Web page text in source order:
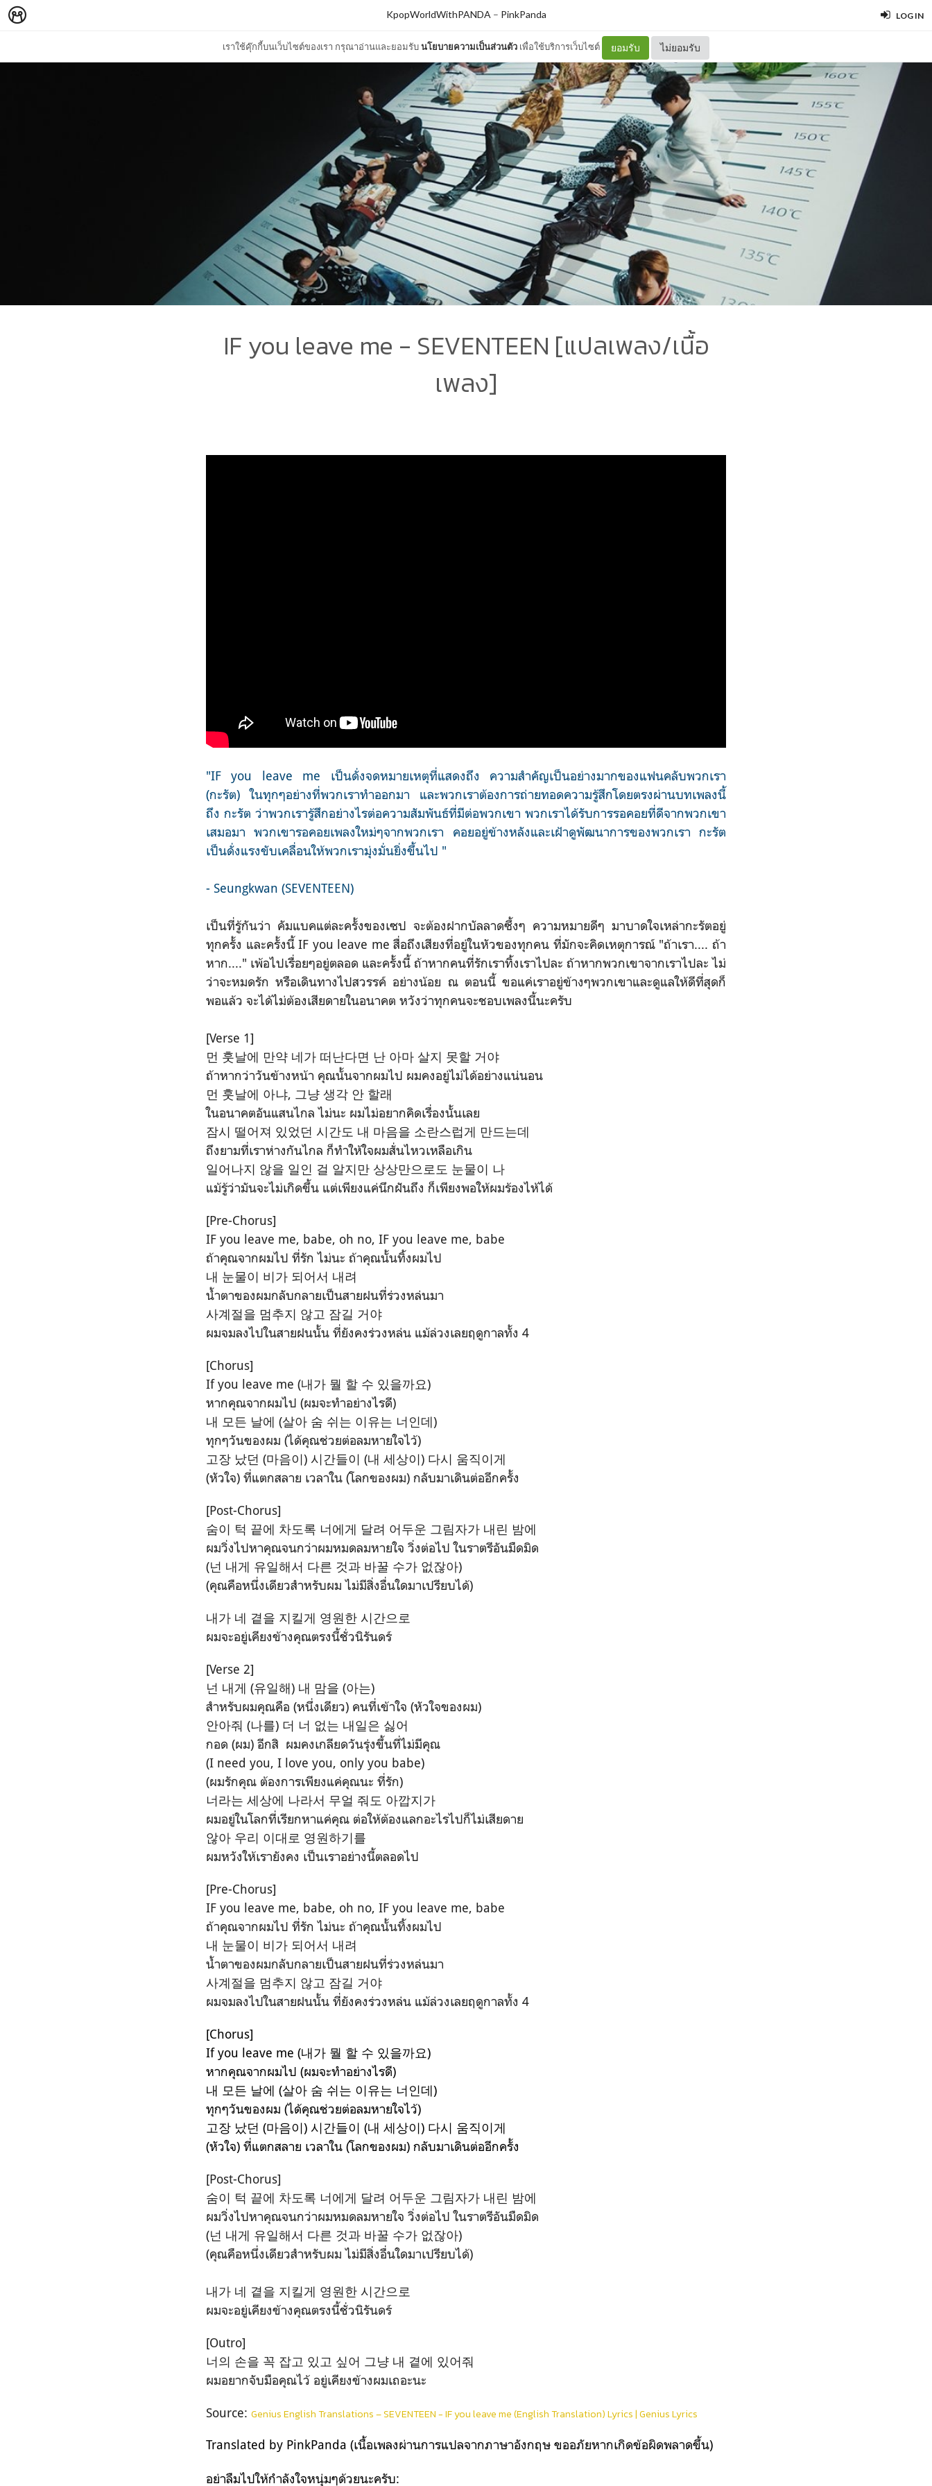
LOG IN
เราใช้คุ๊กกี้บนเว็บไซต์ของเรา กรุณาอ่านและยอมรับนโยบายความเป็นส่วนตัว เพื่อใช้บริการเว็บไซต์ ยอมรับ ไม่ยอมรับ
KpopWorldWithPANDA – PinkPanda
IF you leave me - SEVENTEEN [แปลเพลง/เนื้อ
เพลง]
"IF you leave me เป็นดั่งจดหมายเหตุที่แสดงถึง ความสำคัญเป็นอย่างมากของแฟนคลับพวกเรา
(กะรัต) ในทุกๆอย่างที่พวกเราทำออกมา และพวกเราต้องการถ่ายทอดความรู้สึกโดยตรงผ่านบทเพลงนี้
ถึง กะรัต ว่าพวกเรารู้สึกอย่างไรต่อความสัมพันธ์ที่มีต่อพวกเขา พวกเราได้รับการรอคอยที่ดีจากพวกเขา
เสมอมา พวกเขารอคอยเพลงใหม่ๆจากพวกเรา คอยอยู่ข้างหลังและเฝ้าดูพัฒนาการของพวกเรา กะรัต
เป็นดั่งแรงขับเคลื่อนให้พวกเรามุ่งมั่นยิ่งขึ้นไป "
- Seungkwan (SEVENTEEN)
เป็นที่รู้กันว่า คัมแบคแต่ละครั้งของเซป จะต้องฝากบัลลาดซึ้งๆ ความหมายดีๆ มาบาดใจเหล่ากะรัตอยู่
ทุกครั้ง และครั้งนี้ IF you leave me สื่อถึงเสียงที่อยู่ในหัวของทุกคน ที่มักจะคิดเหตุการณ์ "ถ้าเรา.... ถ้า
หาก...." เพ้อไปเรื่อยๆอยู่ตลอด และครั้งนี้ ถ้าหากคนที่รักเราทิ้งเราไปละ ถ้าหากพวกเขาจากเราไปละ ไม่
ว่าจะหมดรัก หรือเดินทางไปสวรรค์ อย่างน้อย ณ ตอนนี้ ขอแค่เราอยู่ข้างๆพวกเขาและดูแลให้ดีที่สุดก็
พอแล้ว จะได้ไม่ต้องเสียดายในอนาคต หวังว่าทุกคนจะชอบเพลงนี้นะครับ
[Verse 1]
먼 훗날에 만약 네가 떠난다면 난 아마 살지 못할 거야
ถ้าหากว่าวันข้างหน้า คุณนั้นจากผมไป ผมคงอยู่ไม่ได้อย่างแน่นอน
먼 훗날에 아냐, 그냥 생각 안 할래
ในอนาคตอันแสนไกล ไม่นะ ผมไม่อยากคิดเรื่องนั้นเลย
잠시 떨어져 있었던 시간도 내 마음을 소란스럽게 만드는데
ถึงยามที่เราห่างกันไกล ก็ทำให้ใจผมสั่นไหวเหลือเกิน
일어나지 않을 일인 걸 알지만 상상만으로도 눈물이 나
แม้รู้ว่ามันจะไม่เกิดขึ้น แต่เพียงแค่นึกฝันถึง ก็เพียงพอให้ผมร้องไห้ได้
[Pre-Chorus]
IF you leave me, babe, oh no, IF you leave me, babe
ถ้าคุณจากผมไป ที่รัก ไม่นะ ถ้าคุณนั้นทิ้งผมไป
내 눈물이 비가 되어서 내려
น้ำตาของผมกลับกลายเป็นสายฝนที่ร่วงหล่นมา
사계절을 멈추지 않고 잠길 거야
ผมจมลงไปในสายฝนนั้น ที่ยังคงร่วงหล่น แม้ล่วงเลยฤดูกาลทั้ง 4
[Chorus]
If you leave me (내가 뭘 할 수 있을까요)
หากคุณจากผมไป (ผมจะทำอย่างไรดี)
내 모든 날에 (살아 숨 쉬는 이유는 너인데)
ทุกๆวันของผม (ได้คุณช่วยต่อลมหายใจไว้)
고장 났던 (마음이) 시간들이 (내 세상이) 다시 움직이게
(หัวใจ) ที่แตกสลาย เวลาใน (โลกของผม) กลับมาเดินต่ออีกครั้ง
[Post-Chorus]
숨이 턱 끝에 차도록 너에게 달려 어두운 그림자가 내린 밤에
ผมวิ่งไปหาคุณจนกว่าผมหมดลมหายใจ วิ่งต่อไป ในราตรีอันมืดมิด
(넌 내게 유일해서 다른 것과 바꿀 수가 없잖아)
(คุณคือหนึ่งเดียวสำหรับผม ไม่มีสิ่งอื่นใดมาเปรียบได้)
내가 네 곁을 지킬게 영원한 시간으로
ผมจะอยู่เคียงข้างคุณตรงนี้ชั่วนิรันดร์
[Verse 2]
넌 내게 (유일해) 내 맘을 (아는)
สำหรับผมคุณคือ (หนึ่งเดียว) คนที่เข้าใจ (หัวใจของผม)
안아줘 (나를) 더 너 없는 내일은 싫어
กอด (ผม) อีกสิ ผมคงเกลียดวันรุ่งขึ้นที่ไม่มีคุณ
(I need you, I love you, only you babe)
(ผมรักคุณ ต้องการเพียงแค่คุณนะ ที่รัก)
너라는 세상에 나라서 무얼 줘도 아깝지가
ผมอยู่ในโลกที่เรียกหาแค่คุณ ต่อให้ต้องแลกอะไรไปก็ไม่เสียดาย
않아 우리 이대로 영원하기를
ผมหวังให้เรายังคง เป็นเราอย่างนี้ตลอดไป
[Pre-Chorus]
IF you leave me, babe, oh no, IF you leave me, babe
ถ้าคุณจากผมไป ที่รัก ไม่นะ ถ้าคุณนั้นทิ้งผมไป
내 눈물이 비가 되어서 내려
น้ำตาของผมกลับกลายเป็นสายฝนที่ร่วงหล่นมา
사계절을 멈추지 않고 잠길 거야
ผมจมลงไปในสายฝนนั้น ที่ยังคงร่วงหล่น แม้ล่วงเลยฤดูกาลทั้ง 4
[Chorus]
If you leave me (내가 뭘 할 수 있을까요)
หากคุณจากผมไป (ผมจะทำอย่างไรดี)
내 모든 날에 (살아 숨 쉬는 이유는 너인데)
ทุกๆวันของผม (ได้คุณช่วยต่อลมหายใจไว้)
고장 났던 (마음이) 시간들이 (내 세상이) 다시 움직이게
(หัวใจ) ที่แตกสลาย เวลาใน (โลกของผม) กลับมาเดินต่ออีกครั้ง
[Post-Chorus]
숨이 턱 끝에 차도록 너에게 달려 어두운 그림자가 내린 밤에
ผมวิ่งไปหาคุณจนกว่าผมหมดลมหายใจ วิ่งต่อไป ในราตรีอันมืดมิด
(넌 내게 유일해서 다른 것과 바꿀 수가 없잖아)
(คุณคือหนึ่งเดียวสำหรับผม ไม่มีสิ่งอื่นใดมาเปรียบได้)
내가 네 곁을 지킬게 영원한 시간으로
ผมจะอยู่เคียงข้างคุณตรงนี้ชั่วนิรันดร์
[Outro]
너의 손을 꼭 잡고 있고 싶어 그냥 내 곁에 있어줘
ผมอยากจับมือคุณไว้ อยู่เคียงข้างผมเถอะนะ
Source: Genius English Translations – SEVENTEEN - IF you leave me (English Translation) Lyrics | Genius Lyrics
Translated by PinkPanda (เนื้อเพลงผ่านการแปลจากภาษาอังกฤษ ขออภัยหากเกิดข้อผิดพลาดขึ้น)
อย่าลืมไปให้กำลังใจหนุ่มๆด้วยนะครับ: